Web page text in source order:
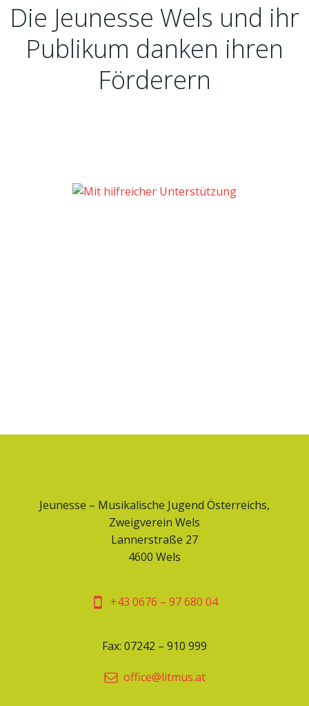
Die Jeunesse Wels und ihr
Publikum danken ihren
Förderern
Jeunesse – Musikalische Jugend Österreichs,
Zweigverein Wels
Lannerstraße 27
4600 Wels
+43 0676 – 97 680 04
Fax: 07242 – 910 999
office@litmus.at